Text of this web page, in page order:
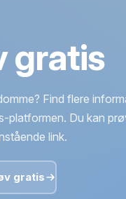
gratis
Find flere
platformen. Du kan
link.
gratis